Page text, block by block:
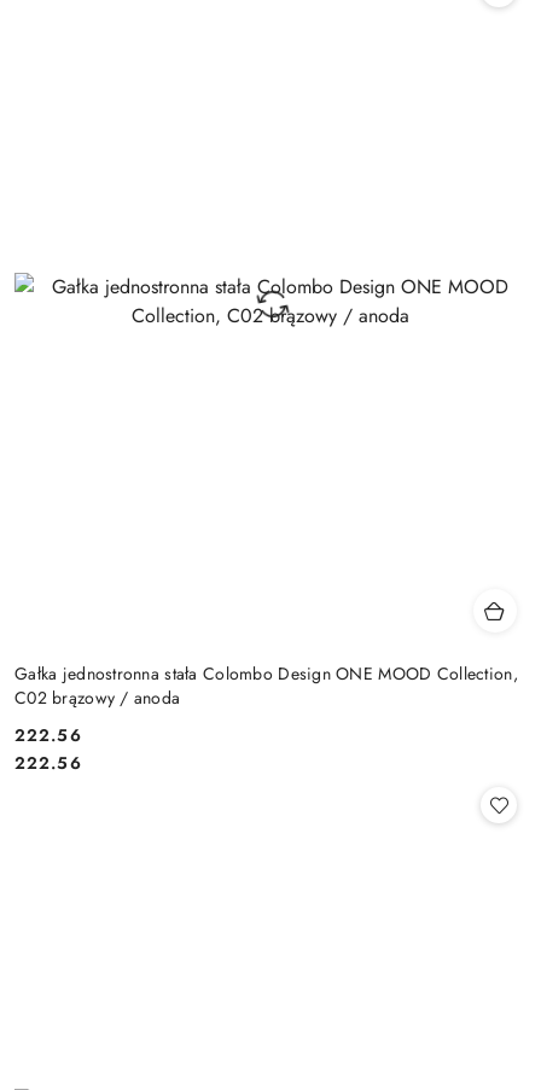
Gałka jednostronna stała Colombo Design ONE MOOD Collection,
C02 brązowy / anoda
Cena:
222.56
Cena:
222.56